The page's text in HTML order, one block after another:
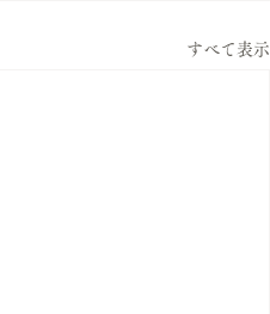
すべて表示